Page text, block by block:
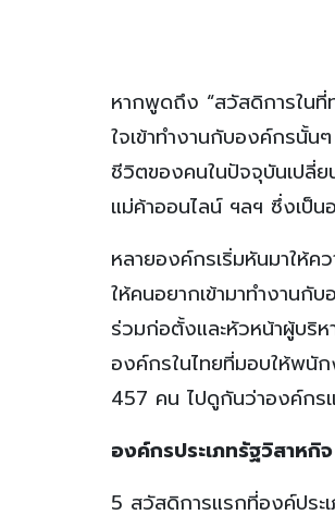
หากพูดถึง “สวัสดิการในที่
ใจเข้าทำงานกับองค์กรนั้น
ชีวิตของคนในปัจจุบันเปลี่ย
แม่ค้าออนไลน์ ฯลฯ ซึ่งเป็น
หลายองค์กรเริ่มหันมาให้ค
ให้คนอยากเข้ามาทำงาน
ร่วมก่อตั้งและหัวหน้าผู้บริ
องค์กรในไทยที่มอบให้พนั
457 คน ไปดูกันว่าองค์กรแ
องค์กรประเภทรัฐวิสาหกิจ
5 สวัสดิการแรกที่องค์ประ